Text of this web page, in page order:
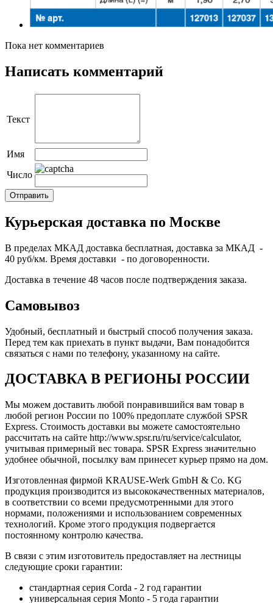
Пока нет комментариев
Написать комментарий
Текст
Имя
Число
Курьерская доставка по Москве
В пределах МКАД доставка бесплатная, доставка за МКАД -
40 руб/км. Время доставки - по договоренности.
Доставка в течение 48 часов после подтверждения заказа.
Самовывоз
Удобный, бесплатный и быстрый способ получения заказа.
Перед тем как приехать в пункт выдачи, Вам понадобится
связаться с нами по телефону, указанному на сайте.
ДОСТАВКА В РЕГИОНЫ РОССИИ
Мы можем доставить любой понравившийся вам товар в
любой регион России по 100% предоплате службой SPSR
Express. Стоимость доставки вы можете самостоятельно
рассчитать на сайте http://www.spsr.ru/ru/service/calculator,
учитывая примерный вес товара. SPSR Express значительно
удобнее обычной, посылку вам принесет курьер прямо на дом.
Изготовленная фирмой KRAUSE-Werk GmbH & Со. KG
продукция производится из высококачественных материалов,
в соответствии со всеми предусмотренными для этого
нормами, положениями и использованием современных
технологий. Кроме этого продукция подвергается
постоянному контролю качества.
В связи с этим изготовитель предоставляет на лестницы
следующие сроки гарантии:
стандартная серия Corda - 2 год гарантии
универсальная серия Monto - 5 года гарантии